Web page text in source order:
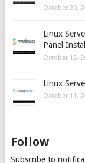
October 20,
Linux
Panel
October 12,
Linux
October 11,
Follow
Subscribe to